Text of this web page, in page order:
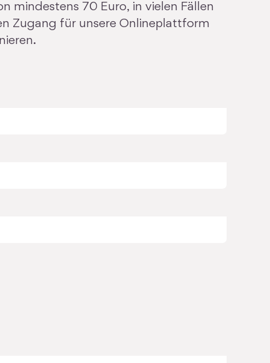
mindestens 70 Euro, in vielen Fällen
Zugang für unsere Onlineplattform